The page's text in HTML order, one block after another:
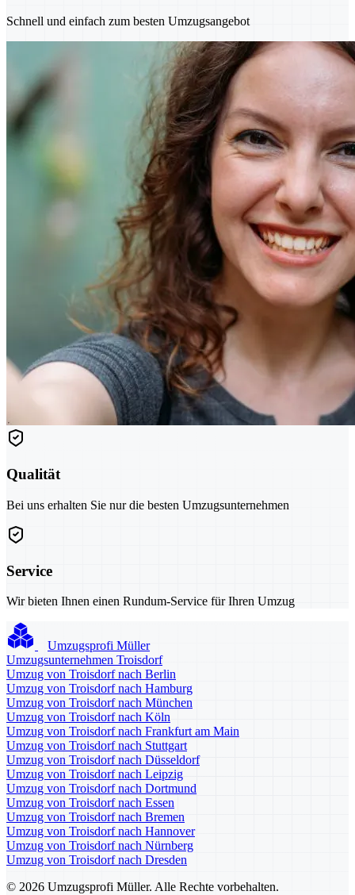
Schnell und einfach zum besten Umzugsangebot
Qualität
Bei uns erhalten Sie nur die besten Umzugsunternehmen
Service
Wir bieten Ihnen einen Rundum-Service für Ihren Umzug
Umzugsprofi Müller
Umzugsunternehmen Troisdorf
Umzug von Troisdorf nach Berlin
Umzug von Troisdorf nach Hamburg
Umzug von Troisdorf nach München
Umzug von Troisdorf nach Köln
Umzug von Troisdorf nach Frankfurt am Main
Umzug von Troisdorf nach Stuttgart
Umzug von Troisdorf nach Düsseldorf
Umzug von Troisdorf nach Leipzig
Umzug von Troisdorf nach Dortmund
Umzug von Troisdorf nach Essen
Umzug von Troisdorf nach Bremen
Umzug von Troisdorf nach Hannover
Umzug von Troisdorf nach Nürnberg
Umzug von Troisdorf nach Dresden
© 2026 Umzugsprofi Müller. Alle Rechte vorbehalten.